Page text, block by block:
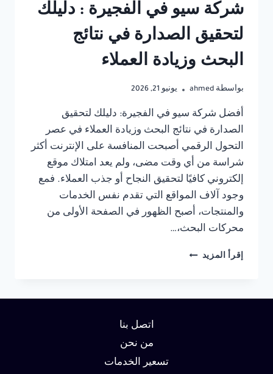
شركة سيو في الفجيرة : دليلك
لتحقيق الصدارة في نتائج
البحث وزيادة العملاء
بواسطة ahmed يونيو 21, 2026
أفضل شركة سيو في الفجيرة: دليلك لتحقيق
الصدارة في نتائج البحث وزيادة العملاء في عصر
التحول الرقمي أصبحت المنافسة على الإنترنت أكثر
شراسة من أي وقت مضى، ولم يعد امتلاك موقع
إلكتروني كافيًا لتحقيق النجاح أو جذب العملاء. فمع
وجود آلاف المواقع التي تقدم نفس الخدمات
والمنتجات، أصبح الظهور في الصفحة الأولى من
محركات البحث،…
إقرأ المزيد شركة
اتصل بنا
من نحن
تسعير الخدمات